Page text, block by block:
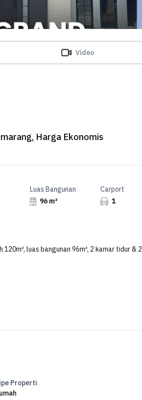
Video
Harga Ekonomis
Luas Bangunan
96 m²
Carport
1
luas bangunan 96m², 2 kamar tidur &
Properti